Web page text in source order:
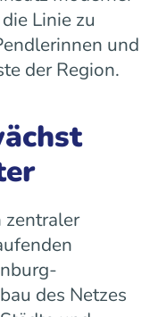
Linie zu
und
der Region.
zentraler
des Netzes